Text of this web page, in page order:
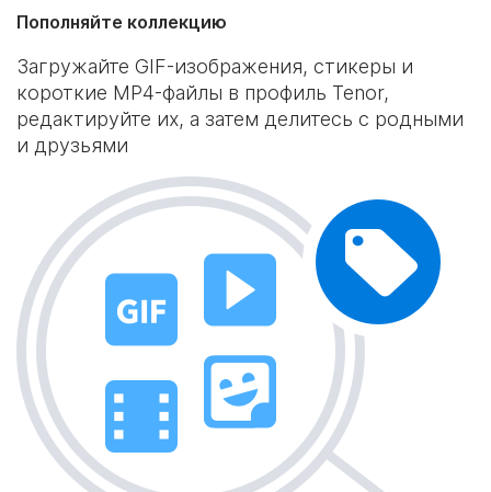
Пополняйте коллекцию
Загружайте GIF-изображения, стикеры и
короткие MP4-файлы в профиль Tenor,
редактируйте их, а затем делитесь с родными
и друзьями